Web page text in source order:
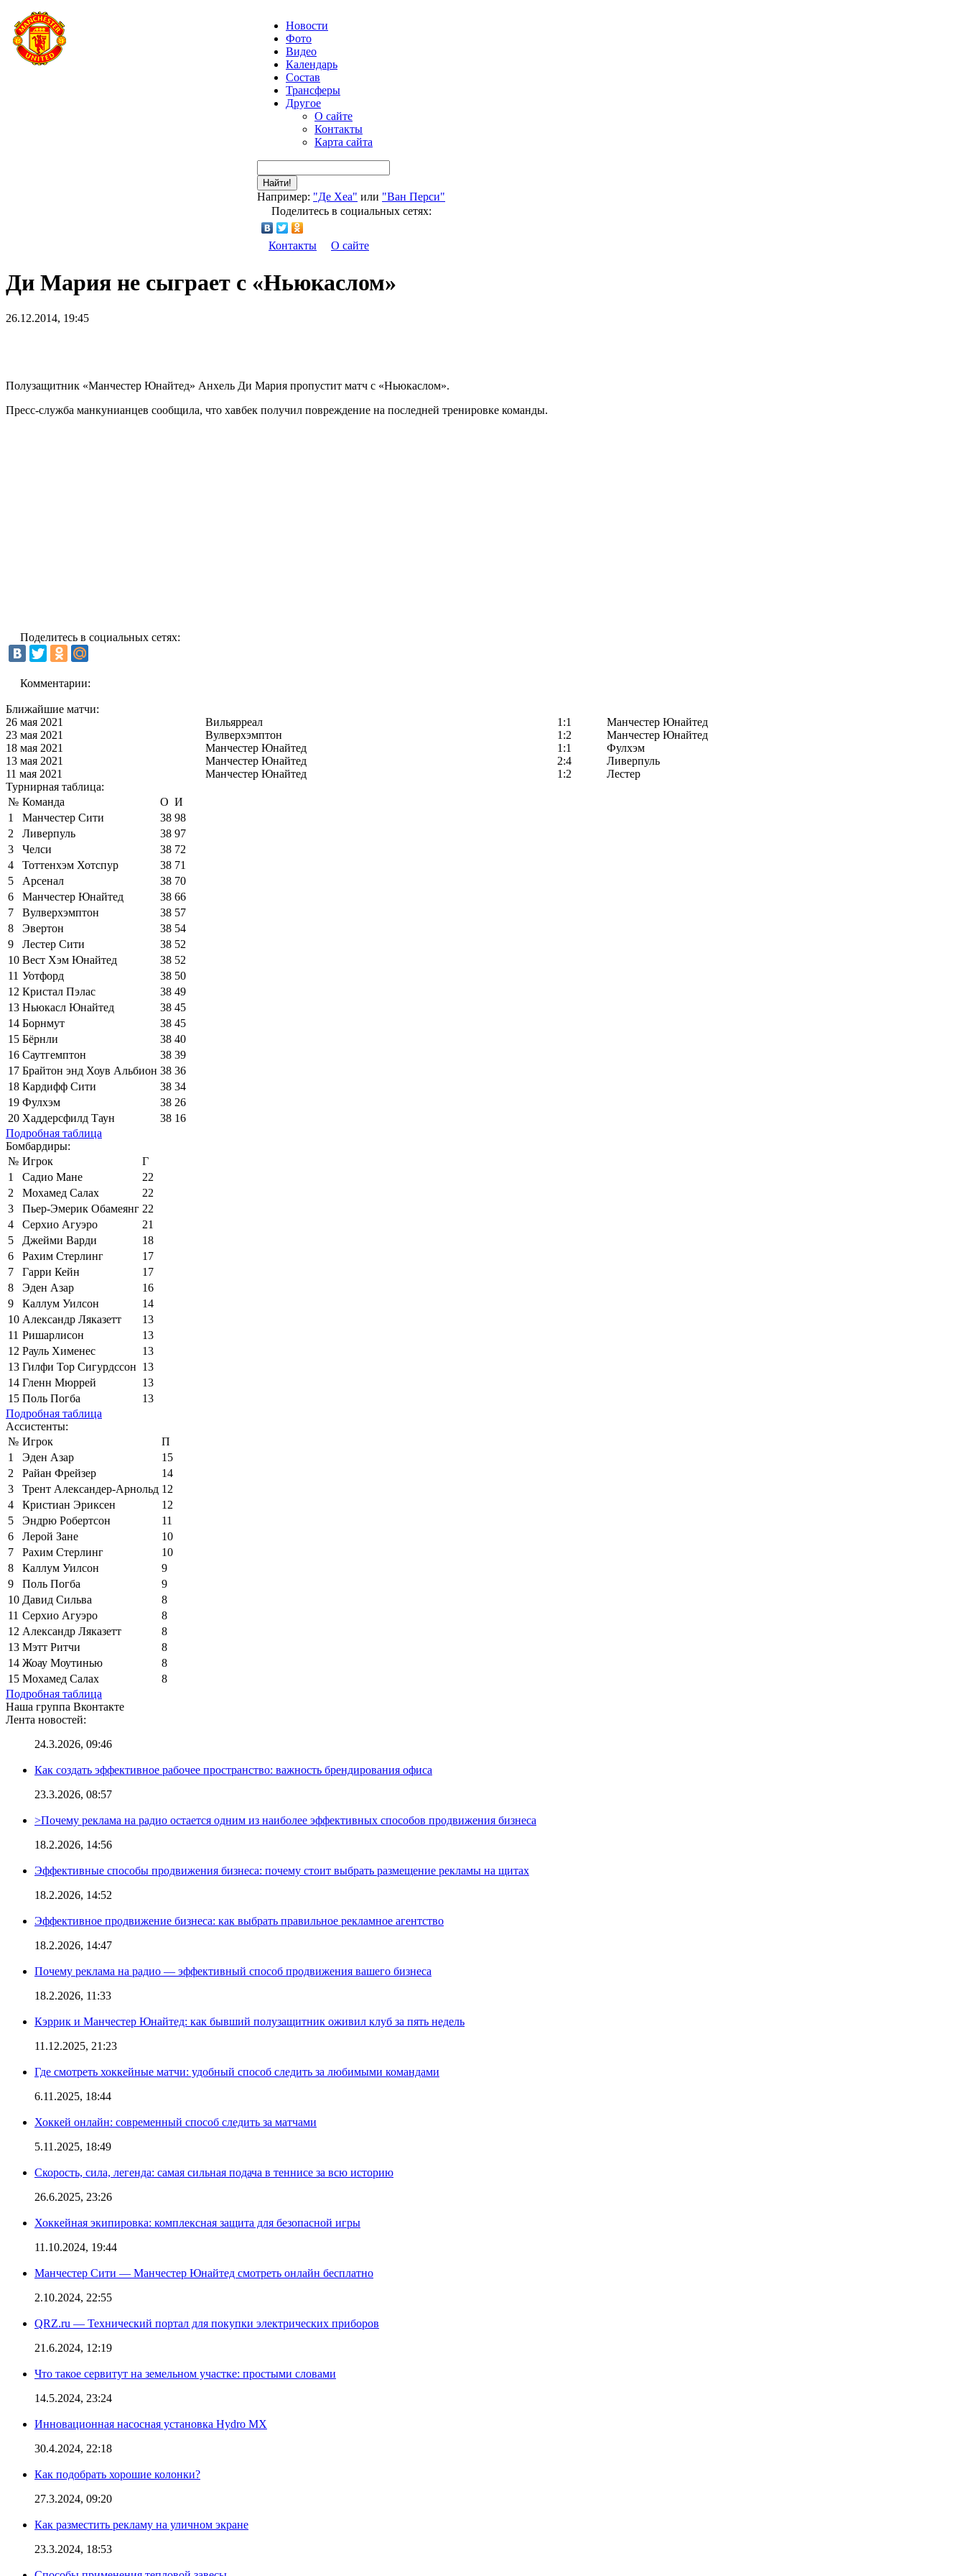
Новости
Фото
Видео
Календарь
Состав
Трансферы
Другое
О сайте
Контакты
Карта сайта
Найти!
Например: "Де Хеа" или "Ван Перси"
Поделитесь в социальных сетях:
Контакты О сайте
Ди Мария не сыграет с «Ньюкаслом»
26.12.2014, 19:45
Полузащитник «Манчестер Юнайтед» Анхель Ди Мария пропустит матч с «Ньюкаслом».
Пресс-служба манкунианцев сообщила, что хавбек получил повреждение на последней тренировке команды.
Поделитесь в социальных сетях:
Комментарии:
Ближайшие матчи:
26 мая 2021
Вильярреал 1:1
Манчестер Юнайтед
23 мая 2021
Вулверхэмптон 1:2
Манчестер Юнайтед
18 мая 2021
Манчестер Юнайтед 1:1
Фулхэм
13 мая 2021
Манчестер Юнайтед 2:4
Ливерпуль
11 мая 2021
Манчестер Юнайтед 1:2
Лестер
Турнирная таблица:
№ Команда О И
1
Манчестер Сити 38 98
2
Ливерпуль 38 97
3
Челси 38 72
4
Тоттенхэм Хотспур 38 71
5
Арсенал 38 70
6
Манчестер Юнайтед 38 66
7
Вулверхэмптон 38 57
8
Эвертон 38 54
9
Лестер Сити 38 52
10 Вест Хэм Юнайтед 38 52
11 Уотфорд 38 50
12 Кристал Пэлас 38 49
13 Ньюкасл Юнайтед 38 45
14 Борнмут 38 45
15 Бёрнли 38 40
16 Саутгемптон 38 39
17 Брайтон энд Хоув Альбион 38 36
18 Кардифф Сити 38 34
19 Фулхэм 38 26
20 Хаддерсфилд Таун 38 16
Подробная таблица
Бомбардиры:
№ Игрок
Г
1
Садио Мане
22
2
Мохамед Салах
22
3
Пьер-Эмерик Обамеянг 22
4
Серхио Агуэро
21
5
Джейми Варди
18
6
Рахим Стерлинг
17
7
Гарри Кейн
17
8
Эден Азар
16
9
Каллум Уилсон
14
10 Александр Ляказетт
13
11 Ришарлисон
13
12 Рауль Хименес
13
13 Гилфи Тор Сигурдссон 13
14 Гленн Мюррей
13
15 Поль Погба
13
Подробная таблица
Ассистенты:
№ Игрок
П
1
Эден Азар
15
2
Райан Фрейзер
14
3
Трент Александер-Арнольд 12
4
Кристиан Эриксен
12
5
Эндрю Робертсон
11
6
Лерой Зане
10
7
Рахим Стерлинг
10
8
Каллум Уилсон
9
9
Поль Погба
9
10 Давид Сильва
8
11 Серхио Агуэро
8
12 Александр Ляказетт
8
13 Мэтт Ритчи
8
14 Жоау Моутинью
8
15 Мохамед Салах
8
Подробная таблица
Наша группа Вконтакте
Лента новостей:
24.3.2026, 09:46
Как создать эффективное рабочее пространство: важность брендирования офиса
23.3.2026, 08:57
>Почему реклама на радио остается одним из наиболее эффективных способов продвижения бизнеса
18.2.2026, 14:56
Эффективные способы продвижения бизнеса: почему стоит выбрать размещение рекламы на щитах
18.2.2026, 14:52
Эффективное продвижение бизнеса: как выбрать правильное рекламное агентство
18.2.2026, 14:47
Почему реклама на радио — эффективный способ продвижения вашего бизнеса
18.2.2026, 11:33
Кэррик и Манчестер Юнайтед: как бывший полузащитник оживил клуб за пять недель
11.12.2025, 21:23
Где смотреть хоккейные матчи: удобный способ следить за любимыми командами
6.11.2025, 18:44
Хоккей онлайн: современный способ следить за матчами
5.11.2025, 18:49
Скорость, сила, легенда: самая сильная подача в теннисе за всю историю
26.6.2025, 23:26
Хоккейная экипировка: комплексная защита для безопасной игры
11.10.2024, 19:44
Манчестер Сити — Манчестер Юнайтед смотреть онлайн бесплатно
2.10.2024, 22:55
QRZ.ru — Технический портал для покупки электрических приборов
21.6.2024, 12:19
Что такое сервитут на земельном участке: простыми словами
14.5.2024, 23:24
Инновационная насосная установка Hydro MX
30.4.2024, 22:18
Как подобрать хорошие колонки?
27.3.2024, 09:20
Как разместить рекламу на уличном экране
23.3.2024, 18:53